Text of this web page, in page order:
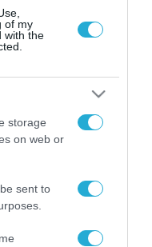
of my
with the
storage
on web or
sent to